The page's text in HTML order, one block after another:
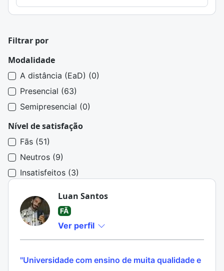
Filtrar por
Modalidade
A distância (EaD) (0)
Presencial (63)
Semipresencial (0)
Nível de satisfação
Fãs (51)
Neutros (9)
Insatisfeitos (3)
Luan Santos
FÃ
Ver perfil
"Universidade com ensino de muita qualidade e